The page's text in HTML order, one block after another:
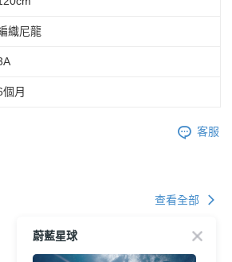
織尼龍
個月
客服
查看全部
蔚藍星球